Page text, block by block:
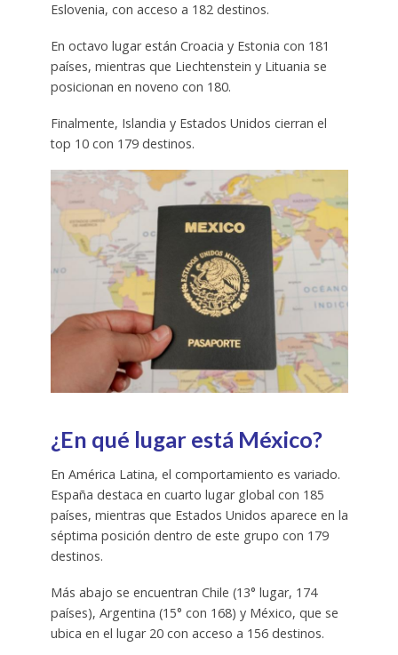
Eslovenia, con acceso a 182 destinos.
En octavo lugar están Croacia y Estonia con 181
países, mientras que Liechtenstein y Lituania se
posicionan en noveno con 180.
Finalmente, Islandia y Estados Unidos cierran el
top 10 con 179 destinos.
¿En qué lugar está México?
En América Latina, el comportamiento es variado.
España destaca en cuarto lugar global con 185
países, mientras que Estados Unidos aparece en la
séptima posición dentro de este grupo con 179
destinos.
Más abajo se encuentran Chile (13° lugar, 174
países), Argentina (15° con 168) y México, que se
ubica en el lugar 20 con acceso a 156 destinos.